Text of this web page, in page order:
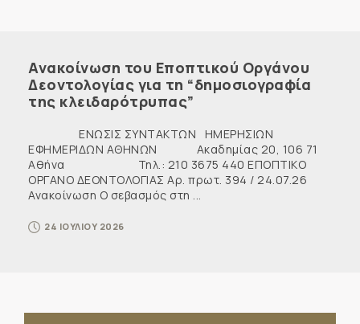
Ανακοίνωση του Εποπτικού Οργάνου
Δεοντολογίας για τη “δημοσιογραφία
της κλειδαρότρυπας”
ΕΝΩΣΙΣ ΣΥΝΤΑΚΤΩΝ ΗΜΕΡΗΣΙΩΝ
ΕΦΗΜΕΡΙΔΩΝ ΑΘΗΝΩΝ Ακαδημίας 20, 106 71
Αθήνα Τηλ.: 210 3675 440 ΕΠΟΠΤΙΚΟ
ΟΡΓΑΝΟ ΔΕΟΝΤΟΛΟΓΙΑΣ Αρ. πρωτ. 394 / 24.07.26
Ανακοίνωση Ο σεβασμός στη ...
24 ΙΟΥΛΙΟΥ 2026